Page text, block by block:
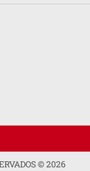
©2026